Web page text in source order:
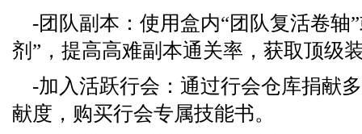
-团队副本：使用盒内“团队复活卷轴
剂”，提高高难副本通关率，获取顶级
-加入活跃行会：通过行会仓库捐献
献度，购买行会专属技能书。